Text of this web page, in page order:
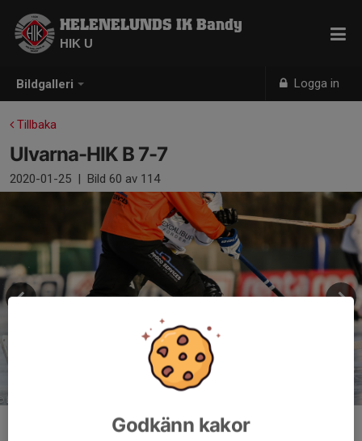
Bildgalleri Logga in
HELENELUNDS IK Bandy
HIK U
Tillbaka
Ulvarna-HIK B 7-7
2020-01-25 | Bild 60 av 114
Godkänn kakor